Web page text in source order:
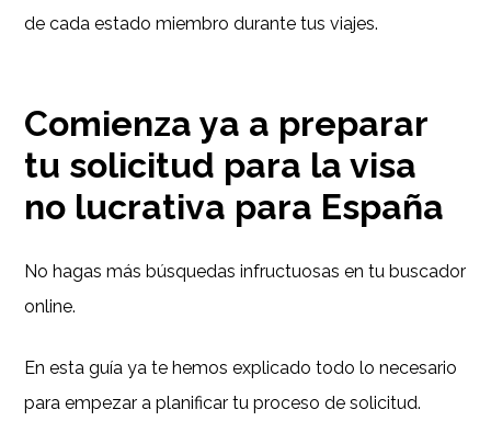
de cada estado miembro durante tus viajes.
Comienza ya a preparar
tu solicitud para la visa
no lucrativa para España
No hagas más búsquedas infructuosas en tu buscador
online.
En esta guía ya te hemos explicado todo lo necesario
para empezar a planificar tu proceso de solicitud.